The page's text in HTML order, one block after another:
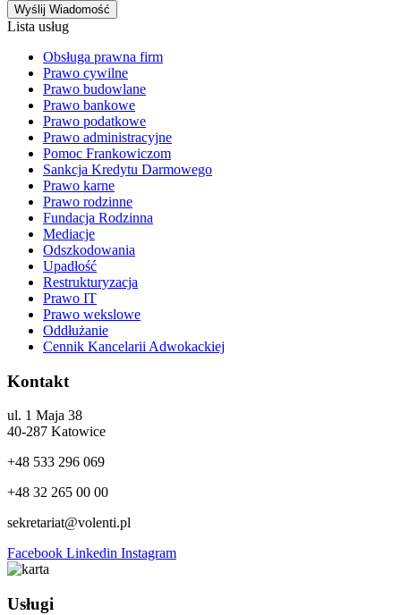
Wyślij Wiadomość
Lista usług
Obsługa prawna firm
Prawo cywilne
Prawo budowlane
Prawo bankowe
Prawo podatkowe
Prawo administracyjne
Pomoc Frankowiczom
Sankcja Kredytu Darmowego
Prawo karne
Prawo rodzinne
Fundacja Rodzinna
Mediacje
Odszkodowania
Upadłość
Restrukturyzacja
Prawo IT
Prawo wekslowe
Oddłużanie
Cennik Kancelarii Adwokackiej
Kontakt
ul. 1 Maja 38
40-287 Katowice
+48 533 296 069
+48 32 265 00 00
sekretariat@volenti.pl
Facebook Linkedin Instagram
Usługi